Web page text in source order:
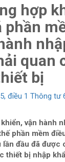
hợp
phần
quan
bị
điều 1 Thông tư
vận hành
phần mềm
lần đầu đã được
thiết bị nhập